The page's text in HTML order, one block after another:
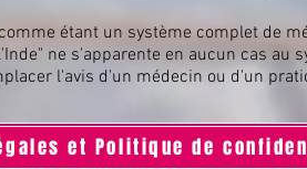
étant un système complet de
ne s'apparente en aucun cas au
l'avis d'un médecin ou d'un
et Politique de